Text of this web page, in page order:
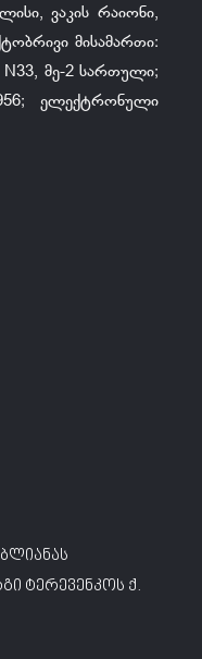
ვაკის რაიონი,
მისამართი:
მე-2 სართული;
ელექტრონული
ტერევენკოს ქ.